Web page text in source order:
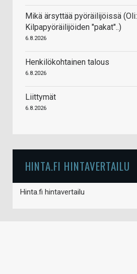
Mikä ärsyttää pyöräilijöissä (Oli:
Kilpapyöräilijöiden "pakat"..)
6.8.2026
Henkilökohtainen talous
6.8.2026
Liittymät
6.8.2026
HINTA.FI HINTAVERTAILU
Hinta.fi hintavertailu